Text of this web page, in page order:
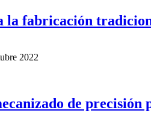
la fabricación
2022
de precisión